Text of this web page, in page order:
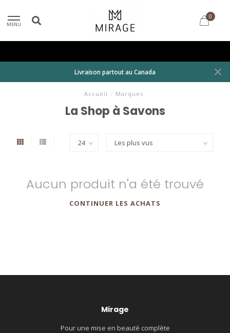
MENU
0
Livraison partout au Canada
Accueil / Marques
La Shop à Savons
Aucun produit n'a été trouvé
CONTINUER LES ACHATS
Mirage
Pour une mise en beauté complète